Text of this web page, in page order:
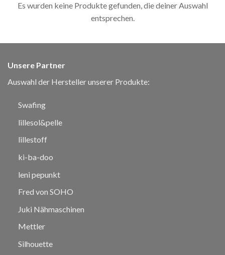
Es wurden keine Produkte gefunden, die deiner Auswahl
entsprechen.
Unsere Partner
Auswahl der Hersteller unserer Produkte:
Swafing
lillesol&pelle
lillestoff
ki-ba-doo
leni pepunkt
Fred von SOHO
Juki Nähmaschinen
Mettler
Silhouette